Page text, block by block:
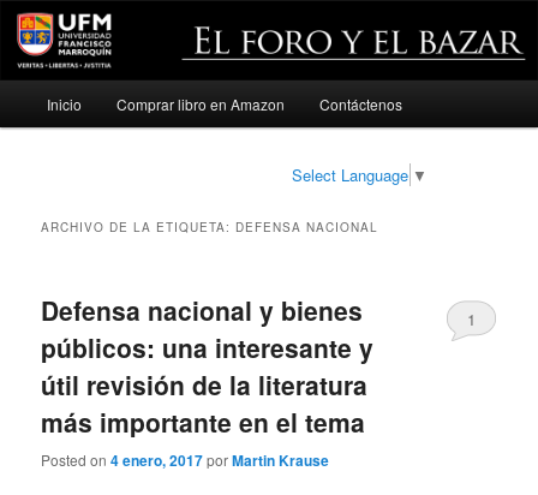
Ir
Ir
Inicio Comprar libro en Amazon Contáctenos
Select Language ▼
ARCHIVO DE LA ETIQUETA: DEFENSA NACIONAL
Defensa nacional y bienes
públicos: una interesante y
útil revisión de la literatura
más importante en el tema
Posted on4 enero, 2017porMartin Krause
1